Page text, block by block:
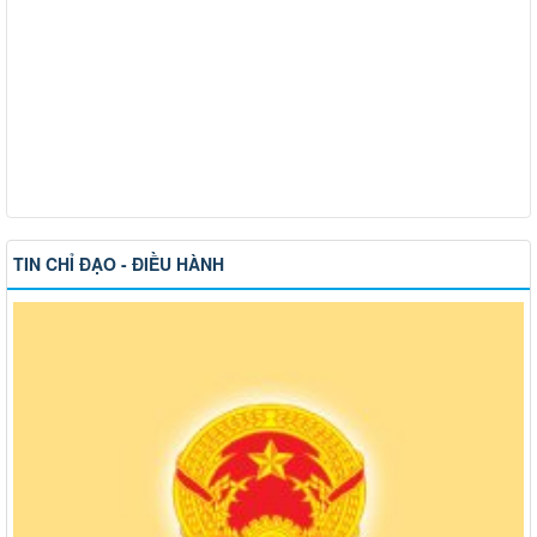
TIN CHỈ ĐẠO - ĐIỀU HÀNH